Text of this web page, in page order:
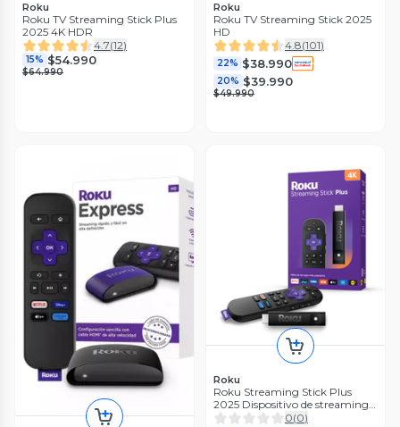
Roku
Roku TV Streaming Stick Plus
2025 4K HDR
4.7(12)
15% $54.990
$64.990
Roku
Roku TV Streaming Stick 2025
HD
4.8(101)
22% $38.990
20% $39.990
$49.990
Roku
Roku Streaming Stick Plus
2025 Dispositivo de streaming
4K TV
0(0)